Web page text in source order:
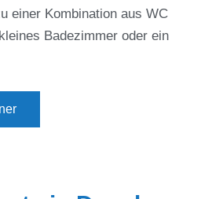
einer Kombination aus WC
Badezimmer oder ein